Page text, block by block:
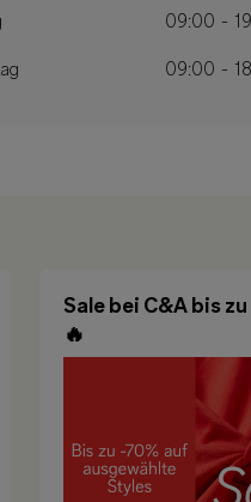
09:00 -
09:00 -
Sale bei C&A bis
🔥